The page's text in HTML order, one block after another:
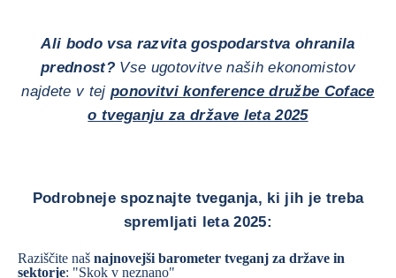
Ali bodo vsa razvita gospodarstva ohranila
prednost? Vse ugotovitve naših ekonomistov
najdete v tejponovitvi konference družbe Coface
o tveganju za države leta 2025
Podrobneje spoznajte tveganja, ki jih je treba
spremljati leta 2025:
Raziščite naš najnovejši barometer tveganj za države in
sektorje: "Skok v neznano"